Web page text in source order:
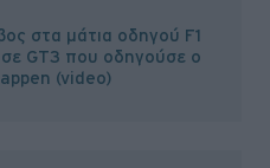
στα μάτια οδηγού F1
GT3 που οδηγούσε ο
(video)